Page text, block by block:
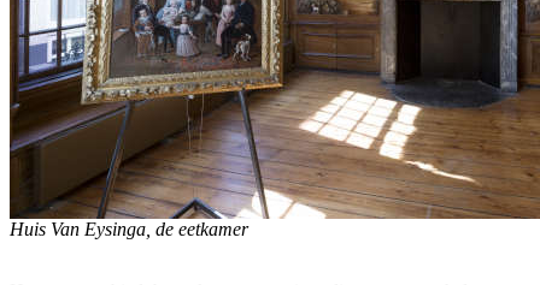
Huis Van Eysinga, de eetkamer